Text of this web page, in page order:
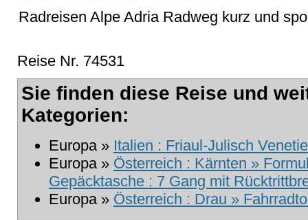
Radreisen Alpe Adria Radweg kurz und
Reise Nr. 74531
Sie finden diese Reise und
Kategorien:
Europa » Italien : Friaul-Julisch
Europa » Österreich : Kärnten »
Gepäcktasche : 7 Gang mit
Europa » Österreich : Drau »